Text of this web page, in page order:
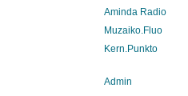
Aminda Radio
Muzaiko.Fluo
Kern.Punkto
Admin